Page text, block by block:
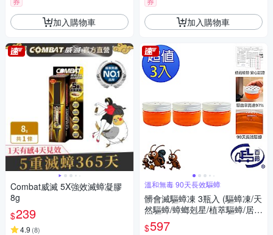
加入購物車
Combat威滅 5X強效滅蟑凝膠
8g
$239
4.9 (8)
加入購物車
溫和無毒 90天長效驅蟑
髒會滅驅蟑凍 3瓶入 (驅蟑凍/天
然驅蟑/蟑螂剋星/植萃驅蟑/居家
驅蟑/驅蟑神器)
$597